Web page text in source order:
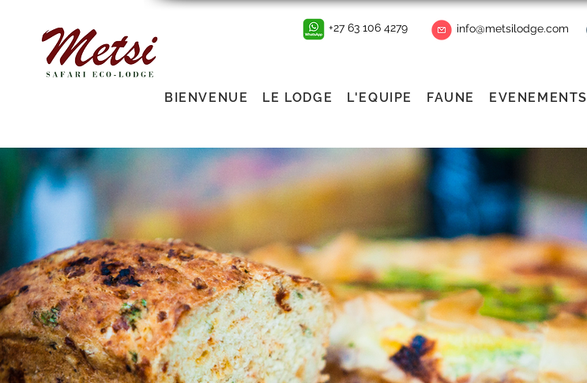
+27 63 106 4279 info@metsilodge.com
BIENVENUE LE LODGE L'EQUIPE FAUNE EVENEMENTS